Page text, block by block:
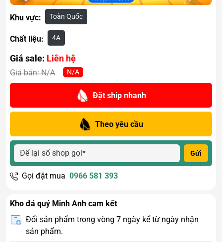
Khu vực: Toàn Quốc
Chất liệu: 4A
Giá sale: Liên hệ
Giá bán:N/A N/A
Đặt ship nhanh
Theo yêu cầu
Gửi
Gọi đặt mua 0966 581 393
Kho đá quý Minh Anh cam kết
Đổi sản phẩm trong vòng 7 ngày kể từ ngày nhận
sản phẩm.